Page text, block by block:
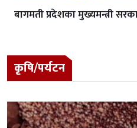
बागमती प्रदेशका मुख्यमन्त्री
कृषि/पर्यटन